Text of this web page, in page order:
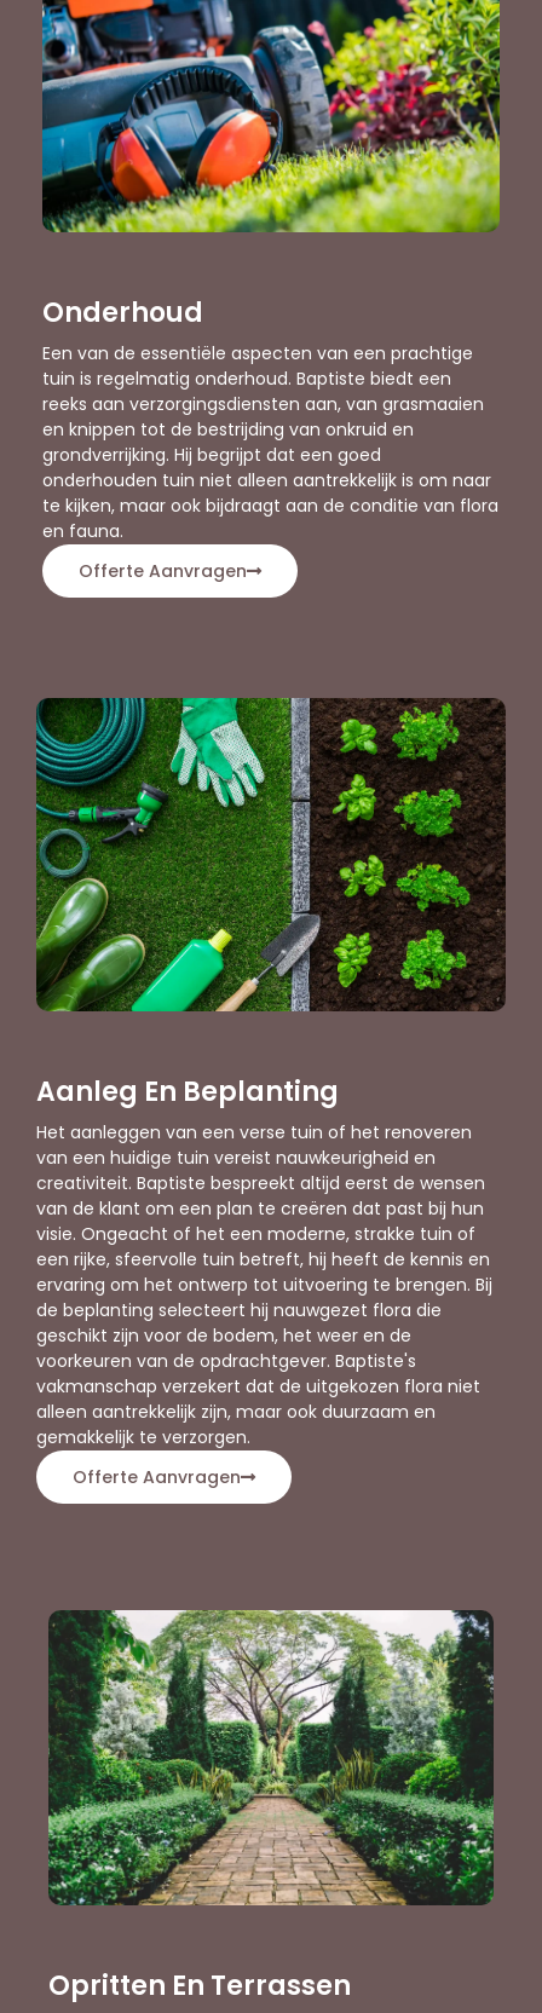
Onderhoud
Een van de essentiële aspecten van een prachtige
tuin is regelmatig onderhoud. Baptiste biedt een
reeks aan verzorgingsdiensten aan, van grasmaaien
en knippen tot de bestrijding van onkruid en
grondverrijking. Hij begrijpt dat een goed
onderhouden tuin niet alleen aantrekkelijk is om naar
te kijken, maar ook bijdraagt aan de conditie van flora
en fauna.
Offerte Aanvragen
Aanleg En Beplanting
Het aanleggen van een verse tuin of het renoveren
van een huidige tuin vereist nauwkeurigheid en
creativiteit. Baptiste bespreekt altijd eerst de wensen
van de klant om een plan te creëren dat past bij hun
visie. Ongeacht of het een moderne, strakke tuin of
een rijke, sfeervolle tuin betreft, hij heeft de kennis en
ervaring om het ontwerp tot uitvoering te brengen. Bij
de beplanting selecteert hij nauwgezet flora die
geschikt zijn voor de bodem, het weer en de
voorkeuren van de opdrachtgever. Baptiste's
vakmanschap verzekert dat de uitgekozen flora niet
alleen aantrekkelijk zijn, maar ook duurzaam en
gemakkelijk te verzorgen.
Offerte Aanvragen
Opritten En Terrassen